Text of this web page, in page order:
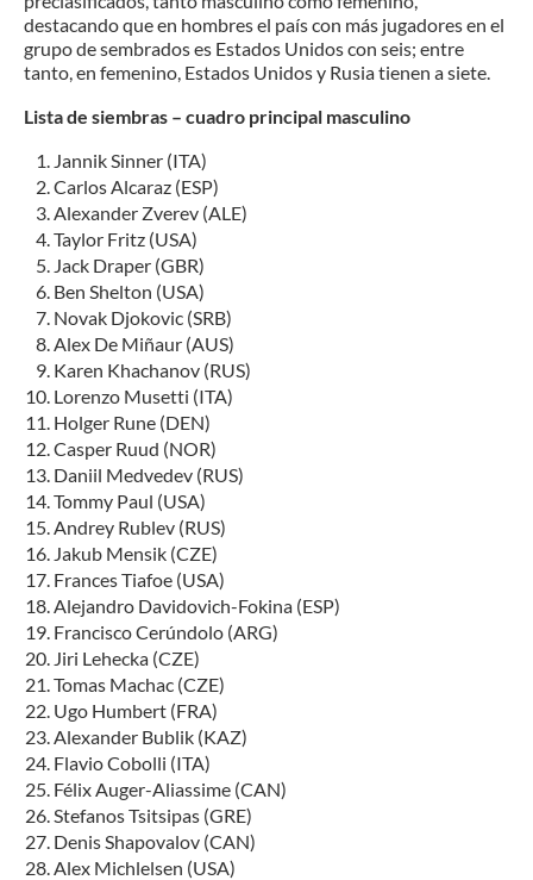
destacando que en hombres el país con más jugadores en el
grupo de sembrados es Estados Unidos con seis; entre
tanto, en femenino, Estados Unidos y Rusia tienen a siete.
Lista de siembras – cuadro principal masculino
Jannik Sinner (ITA)
Carlos Alcaraz (ESP)
Alexander Zverev (ALE)
Taylor Fritz (USA)
Jack Draper (GBR)
Ben Shelton (USA)
Novak Djokovic (SRB)
Alex De Miñaur (AUS)
Karen Khachanov (RUS)
Lorenzo Musetti (ITA)
Holger Rune (DEN)
Casper Ruud (NOR)
Daniil Medvedev (RUS)
Tommy Paul (USA)
Andrey Rublev (RUS)
Jakub Mensik (CZE)
Frances Tiafoe (USA)
Alejandro Davidovich-Fokina (ESP)
Francisco Cerúndolo (ARG)
Jiri Lehecka (CZE)
Tomas Machac (CZE)
Ugo Humbert (FRA)
Alexander Bublik (KAZ)
Flavio Cobolli (ITA)
Félix Auger-Aliassime (CAN)
Stefanos Tsitsipas (GRE)
Denis Shapovalov (CAN)
Alex Michlelsen (USA)